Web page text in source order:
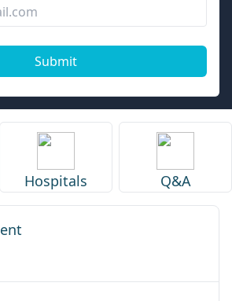
Submit
Hospitals Q&A